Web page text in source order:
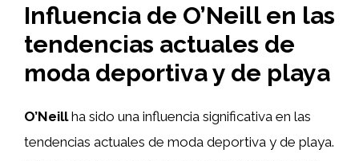
Influencia de O’Neill en las
tendencias actuales de
moda deportiva y de playa
O’Neillha sido una influencia significativa en las
tendencias actuales de moda deportiva y de playa.